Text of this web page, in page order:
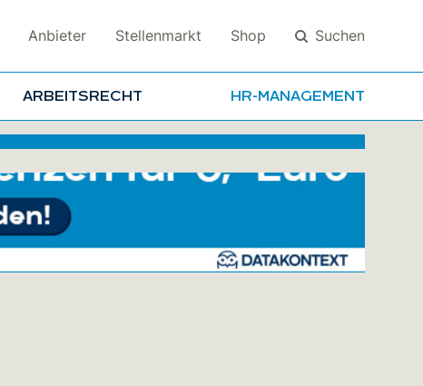
Anbieter Stellenmarkt Shop Suchen
ARBEITSRECHT HR-MANAGEMENT